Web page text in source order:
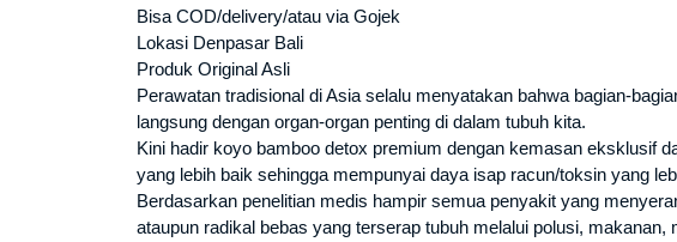
Bisa COD/delivery/atau via Gojek
Lokasi Denpasar Bali
Produk Original Asli
Perawatan tradisional di Asia selalu menyatakan bahwa bagian-
langsung dengan organ-organ penting di dalam tubuh kita.
Kini hadir koyo bamboo detox premium dengan kemasan eksklusif
yang lebih baik sehingga mempunyai daya isap racun/toksin yang
Berdasarkan penelitian medis hampir semua penyakit yang
ataupun radikal bebas yang terserap tubuh melalui polusi,